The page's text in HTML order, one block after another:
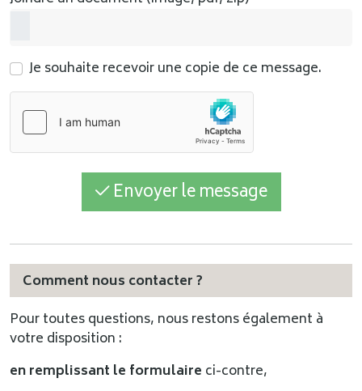
Je souhaite recevoir une copie de ce message.
Envoyer le message
Comment nous contacter ?
Pour toutes questions, nous restons également à
votre disposition :
en remplissant le formulaire ci-contre,